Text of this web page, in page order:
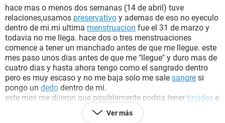
BIENESTAR
SEXUALIDAD
GLOSARIO
hace mas o menos dos semanas (14 de abril) tuve
relaciones,usamos preservativo y ademas de eso no eyeculo
dentro de mi.mi ultima menstruacion fue el 31 de marzo y
todavia no me llega. hace dos o tres menstruaciones
comence a tener un manchado antes de que me llegue. este
mes paso unos dias antes de que me "llegue" y duro mas de
cuatro dias y hasta ahora tengo como el sangrado dentro
pero es muy escaso y no me baja solo me sale sangre si
pongo un dedo dentro de mi.
este mes me dijeron que posiblemente podria tener tiroides e
hice mucho ejercicio eso puede afectar mi menstruacion? o
estoy embarazada? (mis ciclos menstruales duran entre 21 y
Ver más